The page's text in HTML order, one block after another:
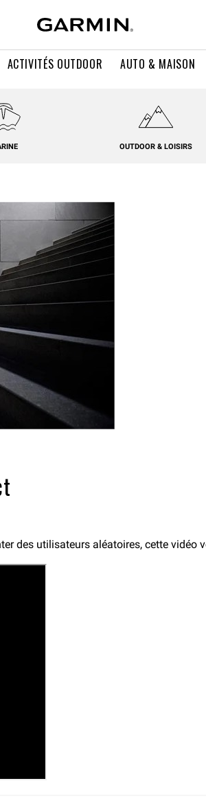
ACTIVITÉS OUTDOOR AUTO & MAISON
OUTDOOR & LOISIRS
des utilisateurs aléatoires, cette vidéo